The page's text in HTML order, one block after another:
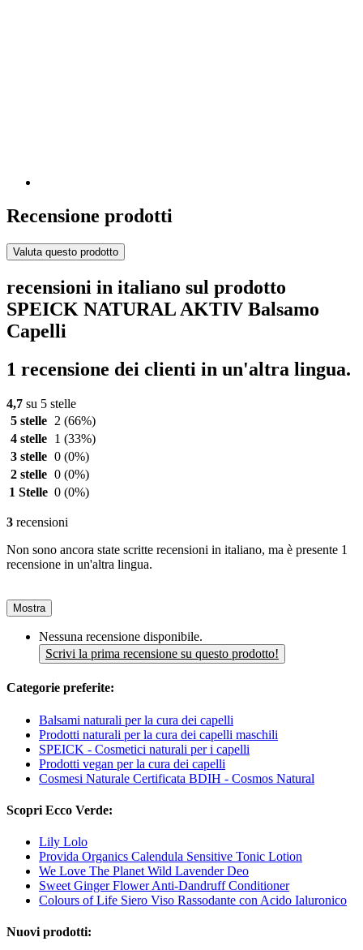
Recensione prodotti
Valuta questo prodotto
recensioni in italiano sul prodotto
SPEICK NATURAL AKTIV Balsamo
Capelli
1 recensione dei clienti in un'altra lingua.
4,7 su 5 stelle
5 stelle
2 (66%)
4 stelle
1 (33%)
3 stelle 0 (0%)
2 stelle 0 (0%)
1 Stelle 0 (0%)
3 recensioni
Non sono ancora state scritte recensioni in italiano, ma è presente 1
recensione in un'altra lingua.
Mostra
Nessuna recensione disponibile.
Scrivi la prima recensione su questo prodotto!
Categorie preferite:
Balsami naturali per la cura dei capelli
Prodotti naturali per la cura dei capelli maschili
SPEICK - Cosmetici naturali per i capelli
Prodotti vegan per la cura dei capelli
Cosmesi Naturale Certificata BDIH - Cosmos Natural
Scopri Ecco Verde:
Lily Lolo
Provida Organics Calendula Sensitive Tonic Lotion
We Love The Planet Wild Lavender Deo
Sweet Ginger Flower Anti-Dandruff Conditioner
Colours of Life Siero Viso Rassodante con Acido Ialuronico
Nuovi prodotti: